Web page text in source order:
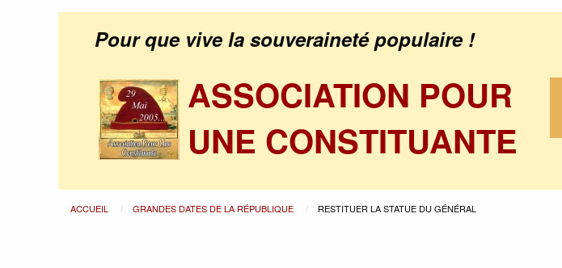
Pour que vive la souveraineté populaire !
ASSOCIATION POUR
UNE CONSTITUANTE
ACCUEIL GRANDES DATES DE LA RÉPUBLIQUE RESTITUER LA STATUE DU GÉNÉRAL